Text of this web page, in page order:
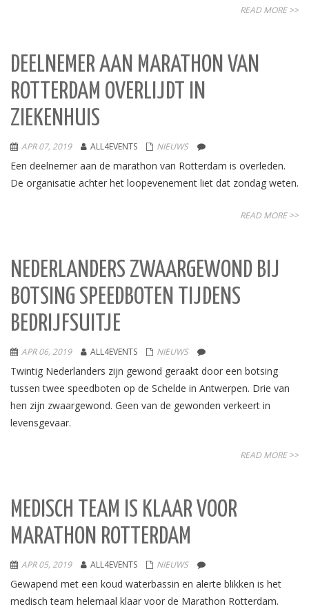
READ MORE >>
DEELNEMER AAN MARATHON VAN
ROTTERDAM OVERLIJDT IN
ZIEKENHUIS
APR 07, 2019 ALL4EVENTS NIEUWS
Een deelnemer aan de marathon van Rotterdam is overleden.
De organisatie achter het loopevenement liet dat zondag weten.
READ MORE >>
NEDERLANDERS ZWAARGEWOND BIJ
BOTSING SPEEDBOTEN TIJDENS
BEDRIJFSUITJE
APR 06, 2019 ALL4EVENTS NIEUWS
Twintig Nederlanders zijn gewond geraakt door een botsing
tussen twee speedboten op de Schelde in Antwerpen. Drie van
hen zijn zwaargewond. Geen van de gewonden verkeert in
levensgevaar.
READ MORE >>
MEDISCH TEAM IS KLAAR VOOR
MARATHON ROTTERDAM
APR 05, 2019 ALL4EVENTS NIEUWS
Gewapend met een koud waterbassin en alerte blikken is het
medisch team helemaal klaar voor de Marathon Rotterdam.